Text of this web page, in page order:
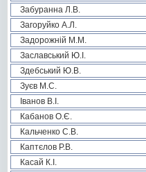
Забуранна Л.В.
Загоруйко А.Л.
Задорожній М.М.
Заславський Ю.І.
Здебський Ю.В.
Зуєв М.С.
Іванов В.І.
Кабанов О.Є.
Кальченко С.В.
Каптєлов Р.В.
Касай К.І.